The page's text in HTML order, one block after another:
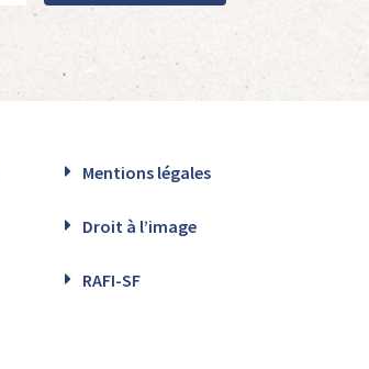
Mentions légales
Droit à l’image
RAFI-SF